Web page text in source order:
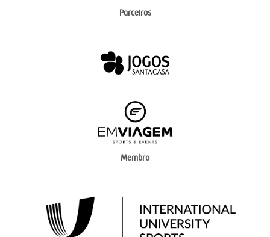
Parceiros
Membro